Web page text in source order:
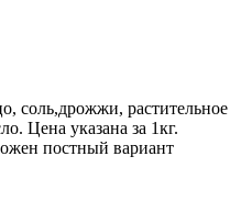
соль,дрожжи, растительное
Цена указана за 1кг.
постный вариант